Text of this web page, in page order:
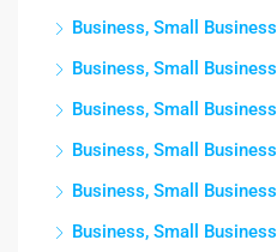
Business, Small Business
Business, Small Business
Business, Small Business
Business, Small Business
Business, Small Business
Business, Small Business